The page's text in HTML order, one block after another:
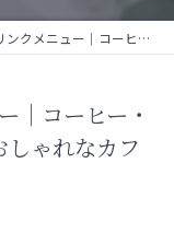
・紅茶・ハーブティーなどでおしゃれなカフェタイム
｜コーヒー・
しゃれなカフ